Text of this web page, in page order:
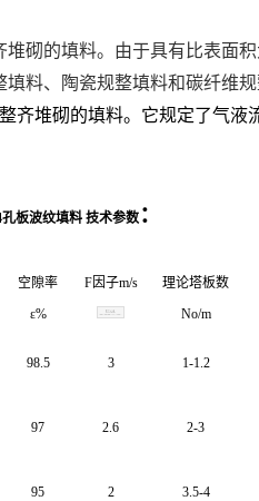
砌的填料。由于具有比表面
料、陶瓷规整填料和碳纤维
齐堆砌的填料。它规定了气
板波纹填料 技术参数 ：
空隙率
ε%
F因子m/s
理论塔板数
No/m
98.5 3 1-1.2
97 2.6 2-3
95 2 3.5-4